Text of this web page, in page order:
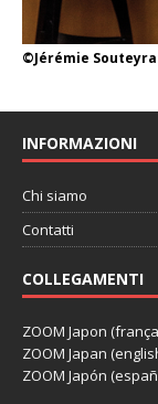
©Jérémie
INFORMAZIONI
Chi siamo
Contatti
COLLEGAMENTI
ZOOM Japon
ZOOM Japan
ZOOM Japón